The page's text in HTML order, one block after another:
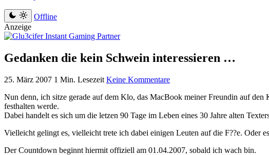
Offline
Anzeige
Gedanken die kein Schwein interessieren …
25. März 2007 1 Min. Lesezeit Keine Kommentare
Nun denn, ich sitze gerade auf dem Klo, das MacBook meiner Freundin auf
festhalten werde.
Dabei handelt es sich um die letzen 90 Tage im Leben eines 30 Jahre alten
Vielleicht gelingt es, vielleicht trete ich dabei einigen Leuten auf die F??e. Oder
Der Countdown beginnt hiermit offiziell am 01.04.2007, sobald ich wach bin.